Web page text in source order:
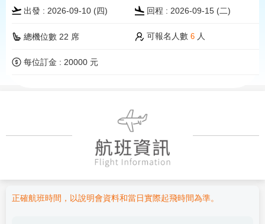
出發 : 2026-09-10 (四) 回程 : 2026-09-15 (二)
總機位數 22 席 可報名人數6 人
每位訂金 : 20000 元
正確航班時間，以說明會資料和當日實際起飛時間為準。